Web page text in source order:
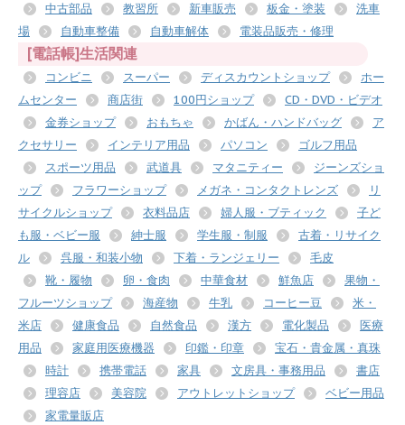
中古部品
教習所 新車販売 板金・塗装
洗車
場
自動車整備 自動車解体 電装品販売・修理
[電話帳]生活関連
コンビニ スーパー ディスカウントショップ
ホー
ムセンター
商店街 100円ショップ
CD・DVD・ビデオ
金券ショップ
おもちゃ かばん・ハンドバッグ
ア
クセサリー
インテリア用品 パソコン
ゴルフ用品
スポーツ用品
武道具 マタニティー
ジーンズショ
ップ
フラワーショップ メガネ・コンタクトレンズ
リ
サイクルショップ
衣料品店 婦人服・ブティック
子ど
も服・ベビー服
紳士服 学生服・制服
古着・リサイク
ル
呉服・和装小物 下着・ランジェリー
毛皮
靴・履物
卵・食肉 中華食材 鮮魚店
果物・
フルーツショップ
海産物 牛乳 コーヒー豆
米・
米店
健康食品 自然食品 漢方 電化製品
医療
用品
家庭用医療機器 印鑑・印章
宝石・貴金属・真珠
時計
携帯電話 家具 文房具・事務用品
書店
理容店
美容院 アウトレットショップ
ベビー用品
家電量販店